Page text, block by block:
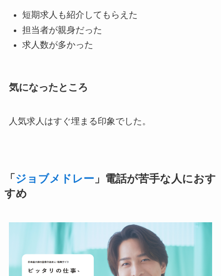
短期求人も紹介してもらえた
担当者が親身だった
求人数が多かった
気になったところ
人気求人はすぐ埋まる印象でした。
「 ジョブメドレー 」電話が苦手な人におす
すめ